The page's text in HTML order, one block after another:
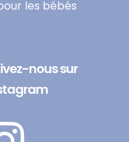
les bébés
nous sur